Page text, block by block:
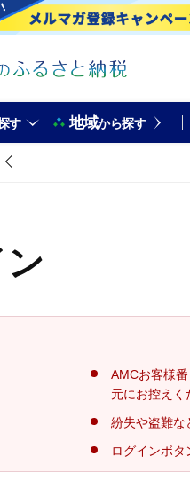
す 地域から探す
ン
AMCお客様
元にお控えく
紛失や盗難な
ログインボタ